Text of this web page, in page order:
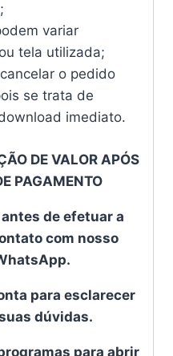
variar
tela utilizada;
o pedido
se trata de
imediato.
DE VALOR APÓS
PAGAMENTO
de efetuar a
com nosso
para esclarecer
dúvidas.
para abrir